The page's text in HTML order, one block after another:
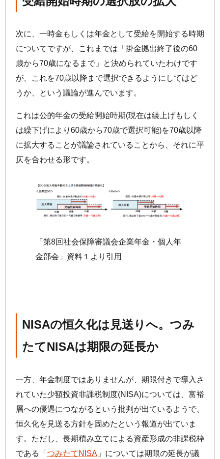
次に、一時金もしくは年金として受給を開始する時期
についてですが、これまでは「掛金拠出終了後の60
歳から70歳になるまで」と決められていたわけです
が、これを70歳以降まで選択できるようにしてはど
うか、という議論が進んでいます。
これは公的年金の受給開始時期(現在は繰上げもしく
は繰下げにより60歳から70歳で選択可能)を70歳以降
に拡大することが議論されていることから、それに平
仄を合わせる形です。
「第8回社会保障審議会企業年金・個人年
金部会」資料１より引用
NISAの恒久化は見送りへ。つみ
たてNISAは期限の延長か
一方、年金制度ではありませんが、期限付きで導入さ
れていた少額投資非課税制度(NISA)については、富裕
層への優遇につながるという批判が出ているようで、
恒久化を見送る方針を固めたという報道が出ていま
す。ただし、長期積み立てによる資産形成の非課税枠
である「 つみたてNISA 」については期限の延長が議